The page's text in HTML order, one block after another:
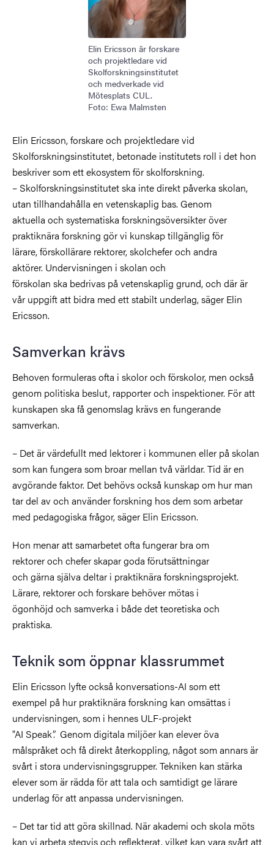
Elin Ericsson är forskare
och projektledare vid
Skolforskningsinstitutet
och medverkade vid
Mötesplats CUL.
Foto: Ewa Malmsten
Elin Ericsson, forskare och projektledare vid
Skolforskningsinstitutet, betonade institutets roll i det hon
beskriver som ett ekosystem för skolforskning.
– Skolforskningsinstitutet ska inte direkt påverka skolan,
utan tillhandahålla en vetenskaplig bas. Genom
aktuella och systematiska forskningsöversikter över
praktiknära forskning gör vi kunskap tillgänglig för
lärare, förskollärare rektorer, skolchefer och andra
aktörer. Undervisningen i skolan och
förskolan ska bedrivas på vetenskaplig grund, och där är
vår uppgift att bidra med ett stabilt underlag, säger Elin
Ericsson.
Samverkan krävs
Behoven formuleras ofta i skolor och förskolor, men också
genom politiska beslut, rapporter och inspektioner. För att
kunskapen ska få genomslag krävs en fungerande
samverkan.
– Det är värdefullt med lektorer i kommunen eller på skolan
som kan fungera som broar mellan två världar. Tid är en
avgörande faktor. Det behövs också kunskap om hur man
tar del av och använder forskning hos dem som arbetar
med pedagogiska frågor, säger Elin Ericsson.
Hon menar att samarbetet ofta fungerar bra om
rektorer och chefer skapar goda förutsättningar
och gärna själva deltar i praktiknära forskningsprojekt.
Lärare, rektorer och forskare behöver mötas i
ögonhöjd och samverka i både det teoretiska och
praktiska.
Teknik som öppnar klassrummet
Elin Ericsson lyfte också konversations-AI som ett
exempel på hur praktiknära forskning kan omsättas i
undervisningen, som i hennes ULF-projekt
"AI Speak”. Genom digitala miljöer kan elever öva
målspråket och få direkt återkoppling, något som annars är
svårt i stora undervisningsgrupper. Tekniken kan stärka
elever som är rädda för att tala och samtidigt ge lärare
underlag för att anpassa undervisningen.
– Det tar tid att göra skillnad. När akademi och skola möts
kan vi arbeta stegvis och reflekterat, vilket kan vara svårt att